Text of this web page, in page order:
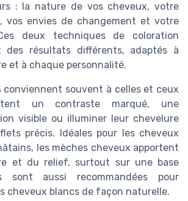
: la nature de vos cheveux, votre
vos envies de changement et votre
deux techniques de coloration
des résultats différents, adaptés à
et à chaque personnalité.
conviennent souvent à celles et ceux
un contraste marqué, une
visible ou illuminer leur chevelure
précis. Idéales pour les cheveux
les mèches cheveux apportent
et du relief, surtout sur une base
sont aussi recommandées pour
cheveux blancs de façon naturelle.